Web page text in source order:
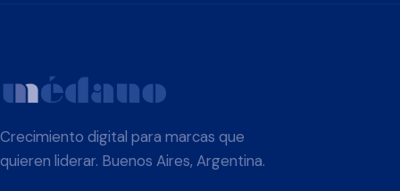
Crecimiento digital para marcas que
quieren liderar. Buenos Aires, Argentina.